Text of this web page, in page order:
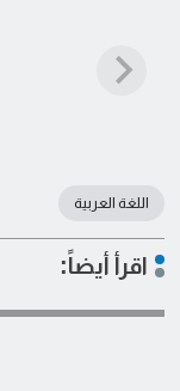
اللغة العربية
اقرأ أيضاً: